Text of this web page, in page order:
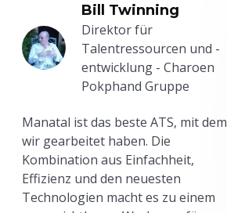
Bill Twinning
Direktor für
Talentressourcen und -
entwicklung - Charoen
Pokphand Gruppe
Manatal ist das beste ATS, mit dem
wir gearbeitet haben. Die
Kombination aus Einfachheit,
Effizienz und den neuesten
Technologien macht es zu einem